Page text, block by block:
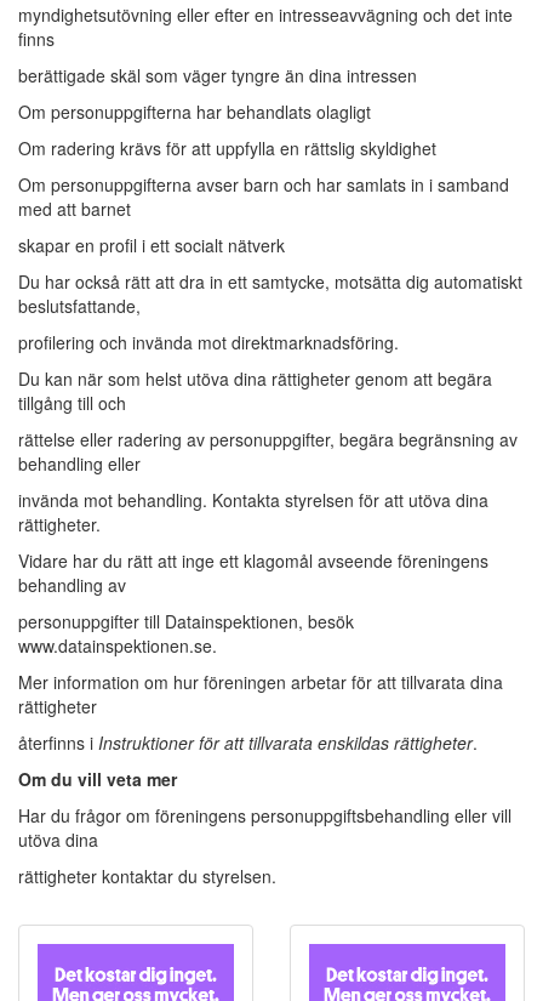
myndighetsutövning eller efter en intresseavvägning och det inte
finns
berättigade skäl som väger tyngre än dina intressen
Om personuppgifterna har behandlats olagligt
Om radering krävs för att uppfylla en rättslig skyldighet
Om personuppgifterna avser barn och har samlats in i samband
med att barnet
skapar en profil i ett socialt nätverk
Du har också rätt att dra in ett samtycke, motsätta dig automatiskt
beslutsfattande,
profilering och invända mot direktmarknadsföring.
Du kan när som helst utöva dina rättigheter genom att begära
tillgång till och
rättelse eller radering av personuppgifter, begära begränsning av
behandling eller
invända mot behandling. Kontakta styrelsen för att utöva dina
rättigheter.
Vidare har du rätt att inge ett klagomål avseende föreningens
behandling av
personuppgifter till Datainspektionen, besök
www.datainspektionen.se.
Mer information om hur föreningen arbetar för att tillvarata dina
rättigheter
återfinns i Instruktioner för att tillvarata enskildas rättigheter.
Om du vill veta mer
Har du frågor om föreningens personuppgiftsbehandling eller vill
utöva dina
rättigheter kontaktar du styrelsen.